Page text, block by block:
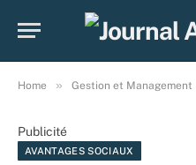
Home » Gestion et Management
Publicité
AVANTAGES SOCIAUX